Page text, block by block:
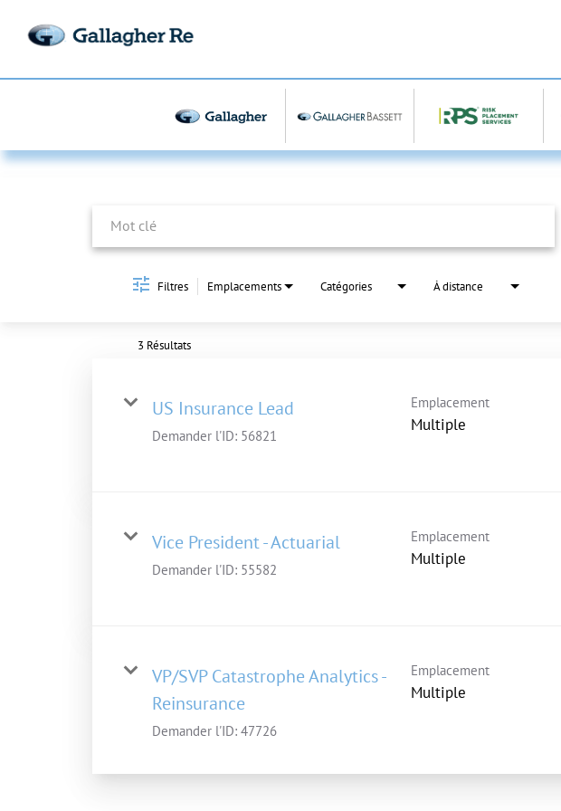
Job Search Page
Filtres Emplacements Catégories À distance
3 Résultats
US Insurance Lead
Demander l'ID: 56821
Emplacement
Multiple
Vice President - Actuarial
Demander l'ID: 55582
Emplacement
Multiple
VP/SVP Catastrophe Analytics -
Reinsurance
Demander l'ID: 47726
Emplacement
Multiple